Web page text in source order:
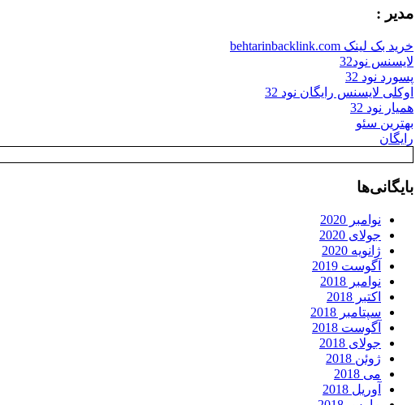
مدیر :
خرید بک لینک behtarinbacklink.com
لایسنس نود32
پسورد نود 32
اوکلی لایسنس رایگان نود 32
همیار نود 32
بهترین سئو
رایگان
بایگانی‌ها
نوامبر 2020
جولای 2020
ژانویه 2020
آگوست 2019
نوامبر 2018
اکتبر 2018
سپتامبر 2018
آگوست 2018
جولای 2018
ژوئن 2018
می 2018
آوریل 2018